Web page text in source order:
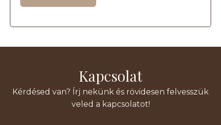
Kapcsolat
Kérdésed van? Írj nekünk és rövidesen felvesszük
veled a kapcsolatot!